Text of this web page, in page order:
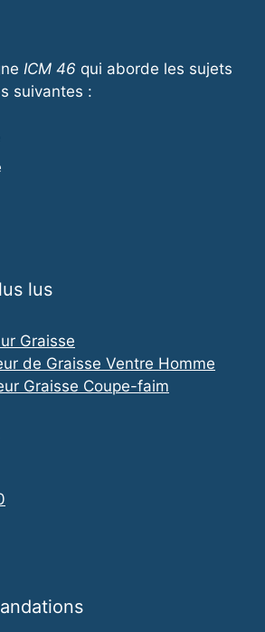
ICM 46 qui aborde les sujets
suivantes :
lus
Graisse
de Graisse Ventre Homme
Graisse Coupe-faim